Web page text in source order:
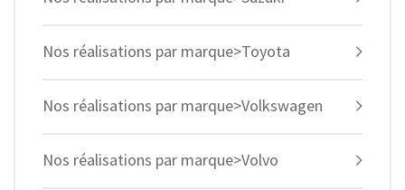
Nos réalisations par marque>Toyota
Nos réalisations par marque>Volkswagen
Nos réalisations par marque>Volvo